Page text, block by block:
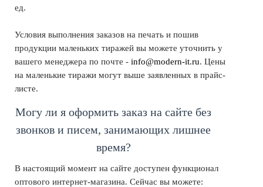
ед.
Условия выполнения заказов на печать и пошив
продукции маленьких тиражей вы можете уточнить у
вашего менеджера по почте - info@modern-it.ru. Цены
на маленькие тиражи могут выше заявленных в прайс-
листе.
Могу ли я оформить заказ на сайте без
звонков и писем, занимающих лишнее
время?
В настоящий момент на сайте доступен функционал
оптового интернет-магазина. Сейчас вы можете: